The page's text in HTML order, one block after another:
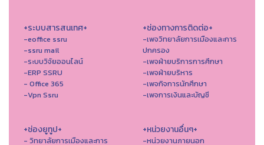
+ระบบสารสนเทศ+
-eoffice ssru
-ssru mail
-ระบบวิจัยออนไลน์
-ERP SSRU
- Office 365
-Vpn Ssru
+ช่องทางการติดต่อ+
-เพจวิทยาลัยการเมืองและการ
ปกครอง
-เพจฝ่ายบริการการศึกษา
-เพจฝ่ายบริหาร
-เพจกิจการนักศึกษา
-เพจการเงินและบัญชี
+ช่องยูทูป+
- วิทยาลัยการเมืองและการ
+หน่วยงานอื่นๆ+
-หน่วยงานภายนอก